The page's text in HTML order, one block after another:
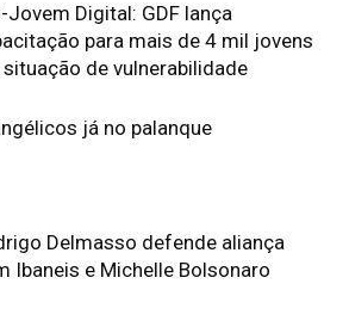
Jovem Digital: GDF lança
para mais de 4 mil jovens
situação de vulnerabilidade
já no palanque
Delmasso defende aliança
Ibaneis e Michelle Bolsonaro